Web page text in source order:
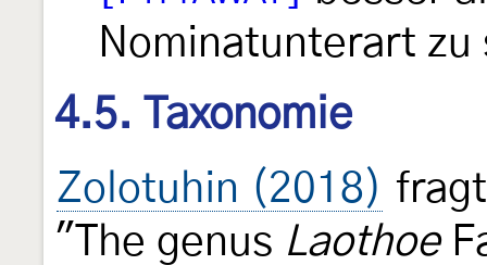
Nominatunterart
4.5. Taxonomie
Zolotuhin (2018)
"The genus Laothoe